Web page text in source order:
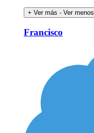
+ Ver más - Ver menos
Francisco